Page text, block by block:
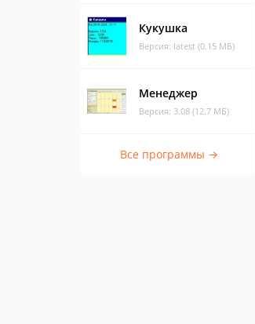
Кукушка
Версия: latest (0.15 МБ)
Менеджер
Версия: 3.08 (12.7 МБ)
Все программы →